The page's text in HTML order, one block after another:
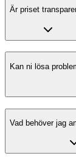
Är priset
Kan ni lösa
Vad behöver jag